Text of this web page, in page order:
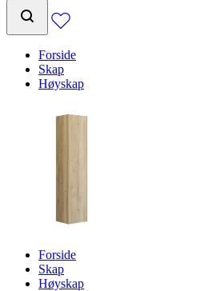
Forside
Skap
Høyskap
Forside
Skap
Høyskap